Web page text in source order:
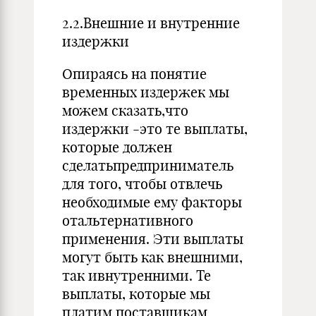
2.2.Внешние и внутренние
издержки
Опираясь на понятие
временных издержек мы
можем сказать,что
издержки -это те выплаты,
которые должен
сделатьпредприниматель
для того, чтобы отвлечь
необходимые ему факторы
отальтернативного
применения. Эти выплаты
могут быть как внешними,
так ивнутренними. Те
выплаты, которые мы
платим поставщикам